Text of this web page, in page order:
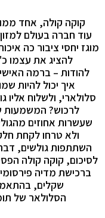
קוקה קולה, אחד
עוד חברה בעולם
מוגז יחסי ציבור כה
להציג את עצמו
להודות – ברמה
איך יכול להיות
סלולארי, ולשלוח
לרכוש? המשמעות
שעשרות אחוזים
ולא טרחו לקחת
השתתפות גולשים,
לסיכום, קוקה קולה
ברכישת מדיה
הסלולאר של